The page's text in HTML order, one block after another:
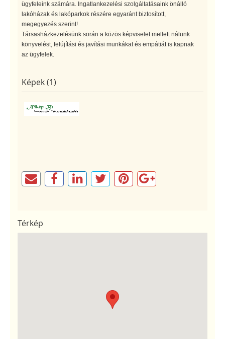
ügyfeleink számára. Ingatlankezelési szolgáltatásaink önálló
lakóházak és lakóparkok részére egyaránt biztosított,
megegyezés szerint!
Társasházkezelésünk során a közös képviselet mellett nálunk
könyvelést, felújítási és javítási munkákat és empátiát is kapnak
az ügyfelek.
Képek (1)
Térkép